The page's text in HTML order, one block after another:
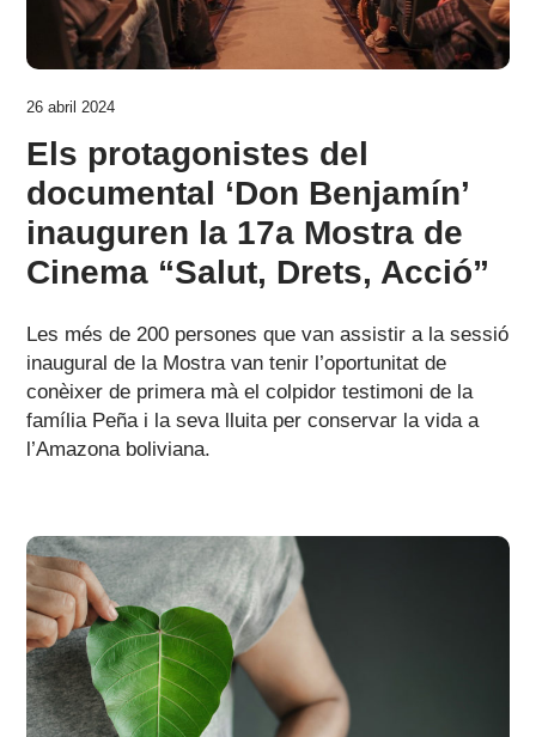
26 abril 2024
Els protagonistes del
documental ‘Don Benjamín’
inauguren la 17a Mostra de
Cinema “Salut, Drets, Acció”
Les més de 200 persones que van assistir a la sessió
inaugural de la Mostra van tenir l’oportunitat de
conèixer de primera mà el colpidor testimoni de la
família Peña i la seva lluita per conservar la vida a
l’Amazona boliviana.